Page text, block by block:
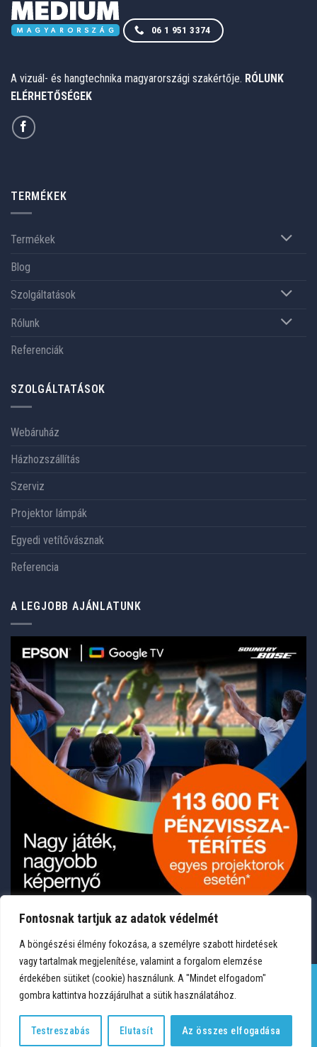
Fontosnak tartjuk az adatok védelmét
A böngészési élmény fokozása, a személyre szabott hirdetések
vagy tartalmak megjelenítése, valamint a forgalom elemzése
érdekében sütiket (cookie) használunk. A "Mindet elfogadom"
gombra kattintva hozzájárulhat a sütik használatához.
Testreszabás Elutasít Az összes elfogadása
06 1 951 3374
A vizuál- és hangtechnika magyarországi szakértője. RÓLUNK
ELÉRHETŐSÉGEK
TERMÉKEK
Termékek
Blog
Szolgáltatások
Rólunk
Referenciák
SZOLGÁLTATÁSOK
Webáruház
Házhozszállítás
Szerviz
Projektor lámpák
Egyedi vetítővásznak
Referencia
A LEGJOBB AJÁNLATUNK
Copyright 2026 © Medium Hungary Kft. Minden jog fenntartva.